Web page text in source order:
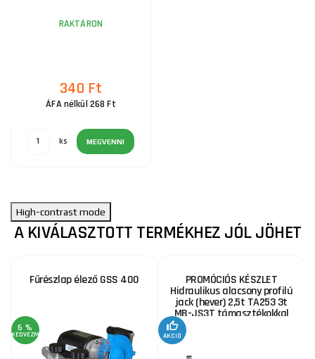
RAKTÁRON
340 Ft
ÁFA nélkül 268 Ft
ks MEGVENNI
High-contrast mode
A KIVÁLASZTOTT TERMÉKHEZ JÓL JÖHET
Fűrészlap élező GSS 400
6 %
KEDVEZMÉNY
PROMÓCIÓS KÉSZLET
Hidraulikus alacsony profilú
jack (hever) 2,5t TA253 3t
MB-JS3T támasztékokkal
AKCIÓ